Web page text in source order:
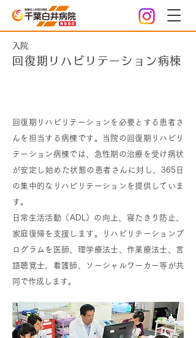
入院
回復期リハビリテーション病棟
回復期リハビリテーションを必要とする患者さ
んを担当する病棟です。当院の回復期リハビリ
テーション病棟では、急性期の治療を受け病状
が安定し始めた状態の患者さんに対し、365日
の集中的なリハビリテーションを提供していま
す。
日常生活活動（ADL）の向上、寝たきり防止、
家庭復帰を支援します。リハビリテーションプ
ログラムを医師、理学療法士、作業療法士、言
語聴覚士、看護師、ソーシャルワーカー等が共
同で作成します。